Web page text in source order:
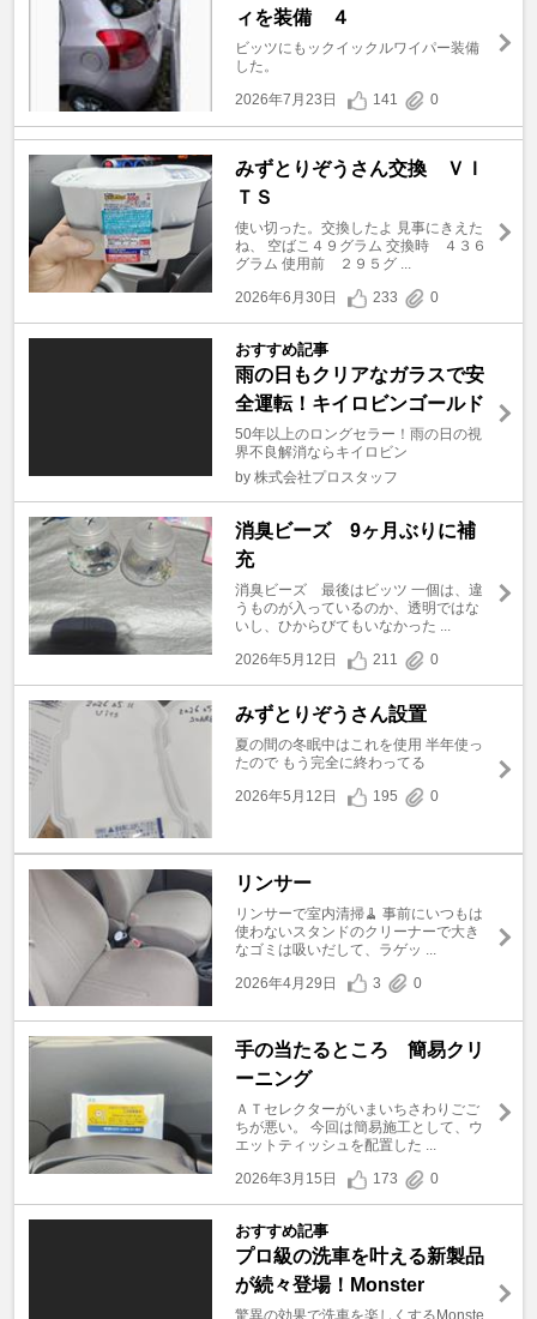
ィを装備 ４
ビッツにもックイックルワイパー装備
した。
2026年7月23日
141 0
みずとりぞうさん交換 ＶＩ
ＴＳ
使い切った。交換したよ 見事にきえた
ね、 空ばこ４９グラム 交換時 ４３６
グラム 使用前 ２９５グ ...
2026年6月30日
233 0
おすすめ記事
雨の日もクリアなガラスで安
全運転！キイロビンゴールド
50年以上のロングセラー！雨の日の視
界不良解消ならキイロビン
by 株式会社プロスタッフ
消臭ビーズ 9ヶ月ぶりに補
充
消臭ビーズ 最後はビッツ 一個は、違
うものが入っているのか、透明ではな
いし、ひからびてもいなかった ...
2026年5月12日
211 0
みずとりぞうさん設置
夏の間の冬眠中はこれを使用 半年使っ
たので もう完全に終わってる
2026年5月12日
195 0
リンサー
リンサーで室内清掃🧹 事前にいつもは
使わないスタンドのクリーナーで大き
なゴミは吸いだして、ラゲッ ...
2026年4月29日
3 0
手の当たるところ 簡易クリ
ーニング
ＡＴセレクターがいまいちさわりごご
ちが悪い。 今回は簡易施工として、ウ
エットティッシュを配置した ...
2026年3月15日
173 0
おすすめ記事
プロ級の洗車を叶える新製品
が続々登場！Monster
驚異の効果で洗車を楽しくするMonste